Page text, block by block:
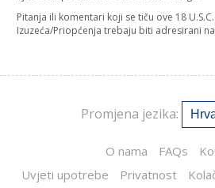
Pitanja ili komentari koji se tiču ove 18
Izuzeća/Priopćenja trebaju biti adresirani
Promjena jezika:
O nama FAQs
Uvjeti upotrebe
Privatnost